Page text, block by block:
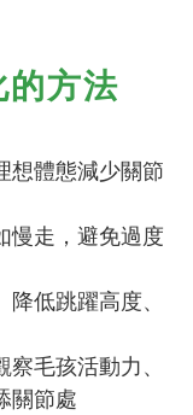
方法
想體態減少關節
慢走，避免過度
低跳躍高度、
毛孩活動力、
關節處